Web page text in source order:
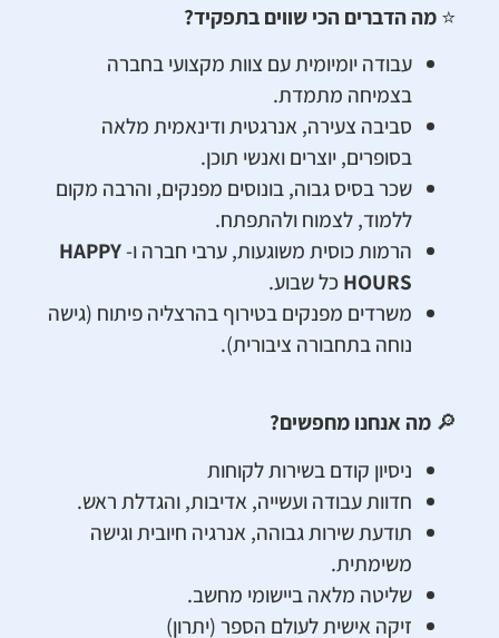
⭐מה הדברים הכי שווים בתפקיד?
עבודה יומיומית עם צוות מקצועי בחברה
בצמיחה מתמדת.
סביבה צעירה, אנרגטית ודינאמית מלאה
בסופרים, יוצרים ואנשי תוכן.
שכר בסיס גבוה, בונוסים מפנקים, והרבה מקום
ללמוד, לצמוח ולהתפתח.
הרמות כוסית משוגעות, ערבי חברה ו-HAPPY
HOURSכל שבוע.
משרדים מפנקים בטירוף בהרצליה פיתוח (גישה
נוחה בתחבורה ציבורית).
🔎מה אנחנו מחפשים?
ניסיון קודם בשירות לקוחות
חדוות עבודה ועשייה, אדיבות, והגדלת ראש.
תודעת שירות גבוהה, אנרגיה חיובית וגישה
משימתית.
שליטה מלאה ביישומי מחשב.
זיקה אישית לעולם הספר (יתרון)